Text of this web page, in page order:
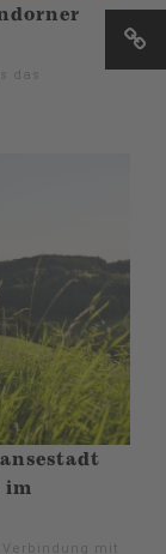
das
im
mit